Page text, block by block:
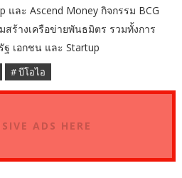
และ Ascend Money กิจกรรม BCG
สร้างเครือข่ายพันธมิตร รวมทั้งการ
เอกชน และ Startup
# บีโอไอ
ADS HERE